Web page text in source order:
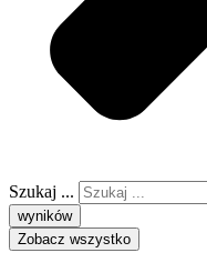
Szukaj ...
wyników
Zobacz wszystko